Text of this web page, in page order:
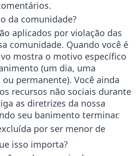
da comunidade?
aplicados por violação das
comunidade. Quando você é
mostra o motivo específico
(um dia, uma
permanente). Você ainda
recursos não sociais durante
as diretrizes da nossa
seu banimento terminar.
por ser menor de
isso importa?